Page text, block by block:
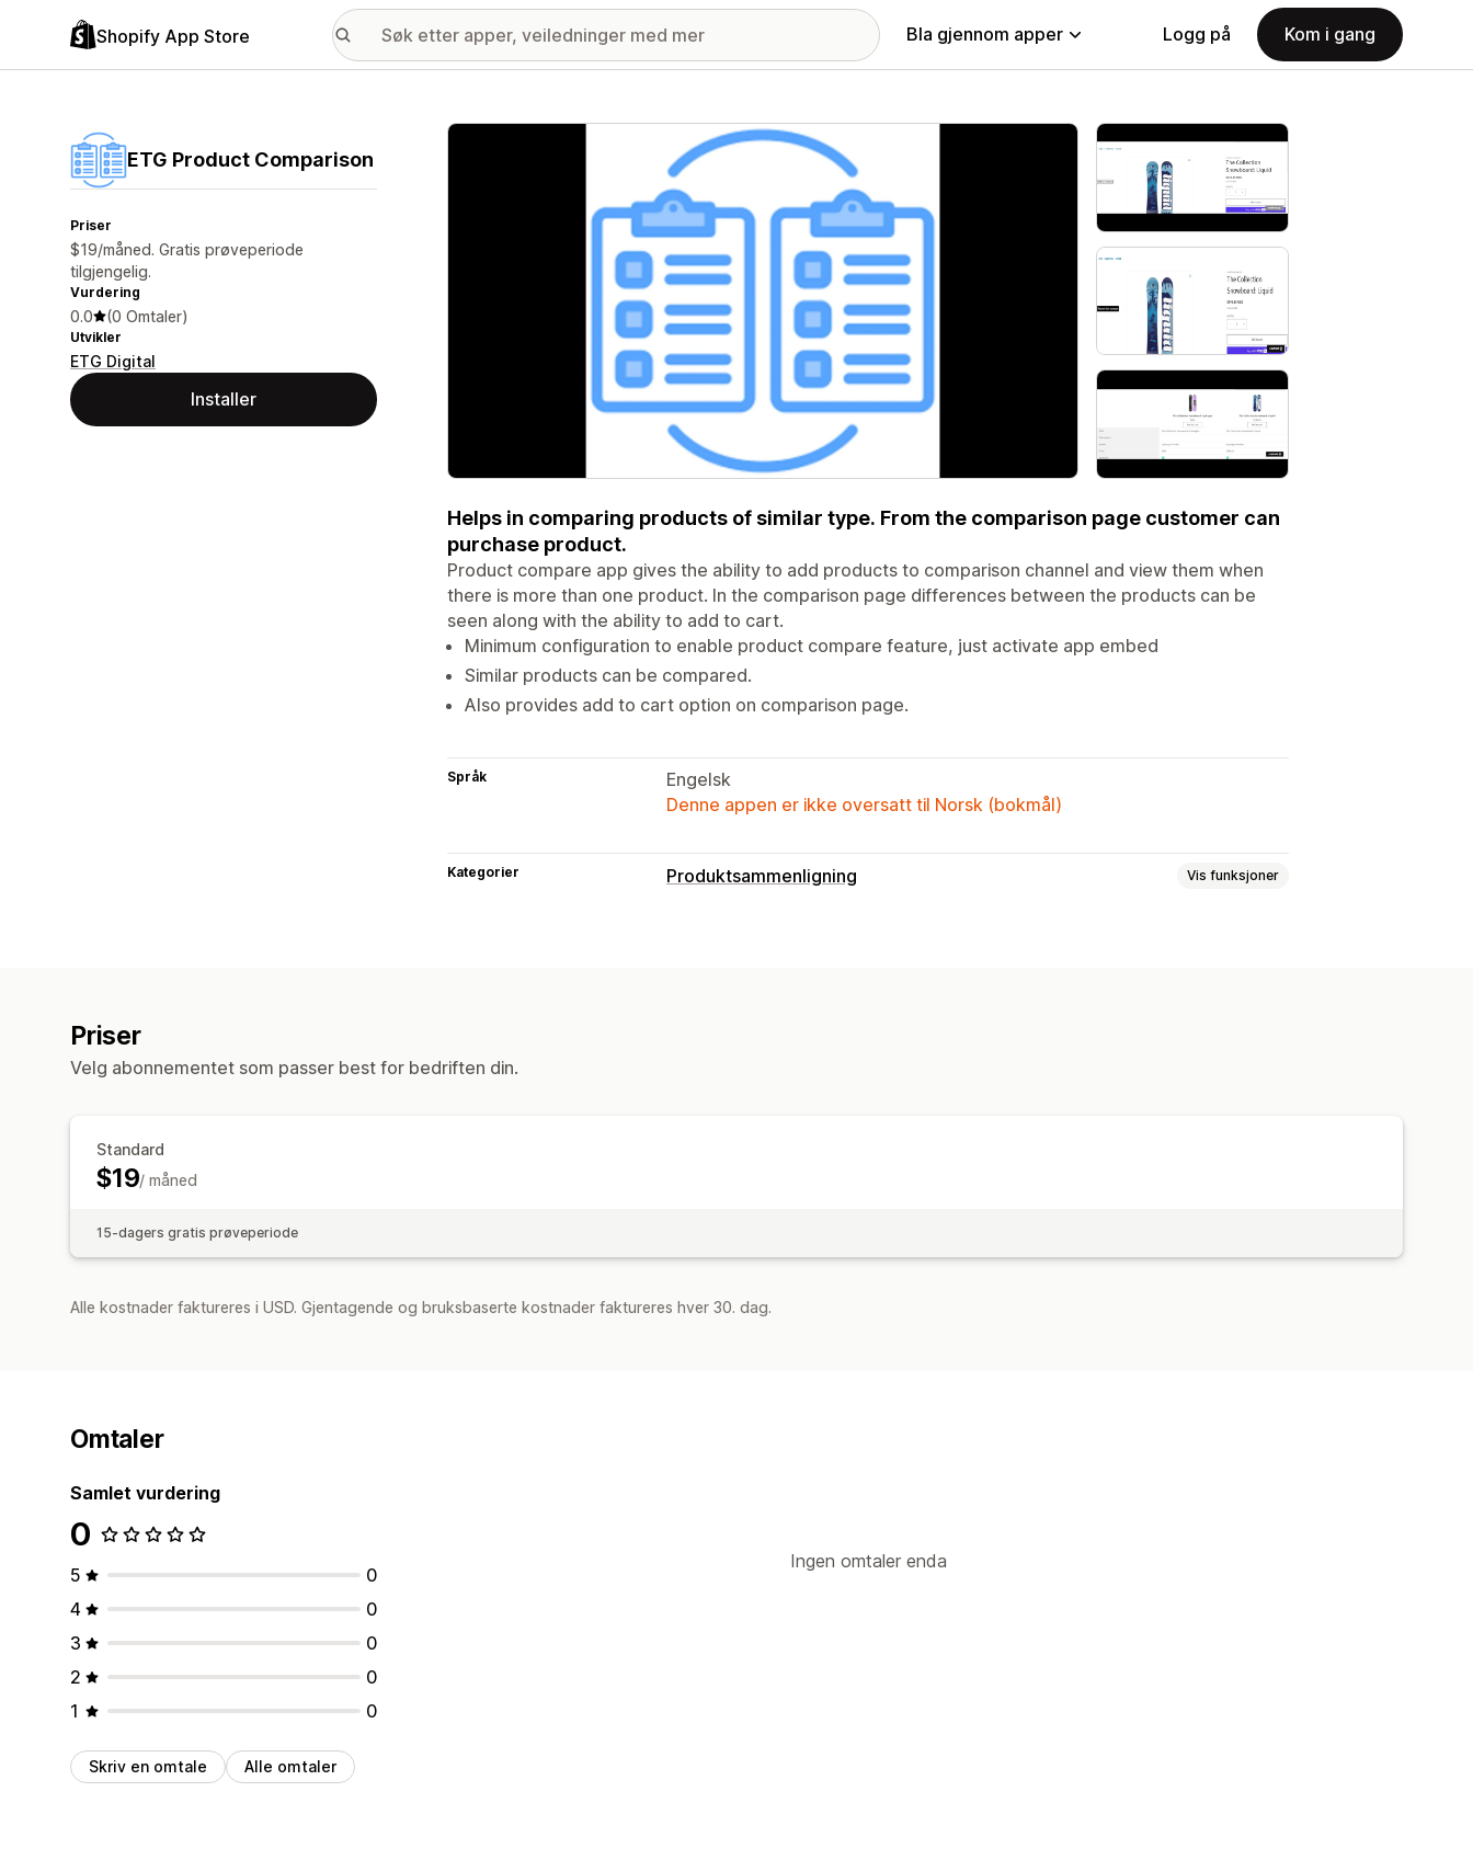
Shopify App Store Bla gjennom apper Logg på Kom i gang
ETG Product Comparison
Priser
$19/måned. Gratis prøveperiode
tilgjengelig.
Vurdering
0.0 (0 Omtaler)
Utvikler
ETG Digital
Installer
Galleri med fremhevede bilder
Helps in comparing products of similar type. From the comparison page customer can
purchase product.
Product compare app gives the ability to add products to comparison channel and view them when
there is more than one product. In the comparison page differences between the products can be
seen along with the ability to add to cart.
Minimum configuration to enable product compare feature, just activate app embed
Similar products can be compared.
Also provides add to cart option on comparison page.
Språk
Engelsk
Denne appen er ikke oversatt til Norsk (bokmål)
Kategorier Produktsammenligning Vis funksjoner
Priser
Velg abonnementet som passer best for bedriften din.
Standard
$19/ måned
15-dagers gratis prøveperiode
Alle kostnader faktureres i USD. Gjentagende og bruksbaserte kostnader faktureres hver 30. dag.
Omtaler
Samlet vurdering
0
5
0
4
0
3
0
2
0
1
0
Skriv en omtale Alle omtaler
Ingen omtaler enda